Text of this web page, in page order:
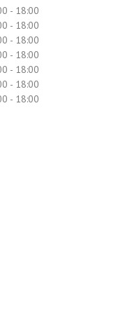
18:00
18:00
18:00
18:00
18:00
18:00
18:00